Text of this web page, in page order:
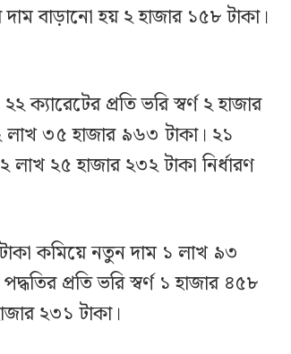
বাড়ানো হয় ২ হাজার ১৫৮ টাকা।
প্রতি ভরি স্বর্ণ ২ হাজার
লাখ ৩৫ হাজার ৯৬৩ টাকা। ২১
লাখ ২৫ হাজার ২৩২ টাকা নির্ধারণ
কমিয়ে নতুন দাম ১ লাখ ৯৩
প্রতি ভরি স্বর্ণ ১ হাজার ৪৫৮
২৩১ টাকা।